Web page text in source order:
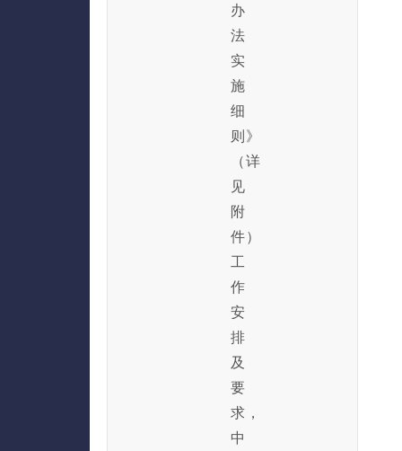
办
法
实
施
细
则》
（详
见
附
件）
工
作
安
排
及
要
求，
中